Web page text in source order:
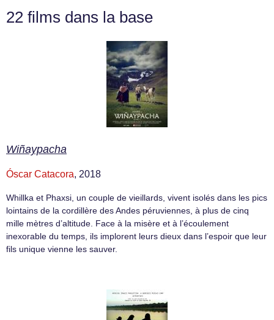
22 films dans la base
Wiñaypacha
Óscar Catacora, 2018
Whillka et Phaxsi, un couple de vieillards, vivent isolés dans les pics
lointains de la cordillère des Andes péruviennes, à plus de cinq
mille mètres d’altitude. Face à la misère et à l’écoulement
inexorable du temps, ils implorent leurs dieux dans l’espoir que leur
fils unique vienne les sauver.